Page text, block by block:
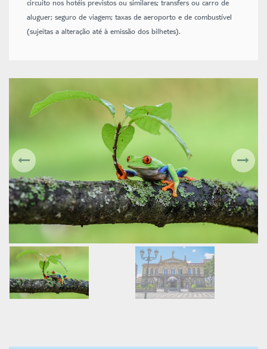
circuito nos hotéis previstos ou similares; transfers ou carro de
aluguer; seguro de viagem; taxas de aeroporto e de combustível
(sujeitas a alteração até à emissão dos bilhetes).